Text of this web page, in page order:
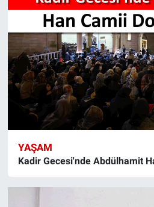
YAŞAM
Kadir Gecesi'nde Abdülhamit